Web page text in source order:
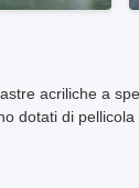
acriliche a
dotati di